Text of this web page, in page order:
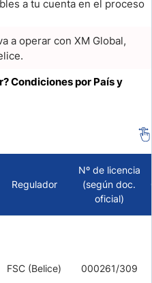
a tu cuenta en el proceso
a operar con XM Global,
Condiciones por País y
Regulador
Nº de licencia
(según doc.
oficial)
FSC (Belice) 000261/309